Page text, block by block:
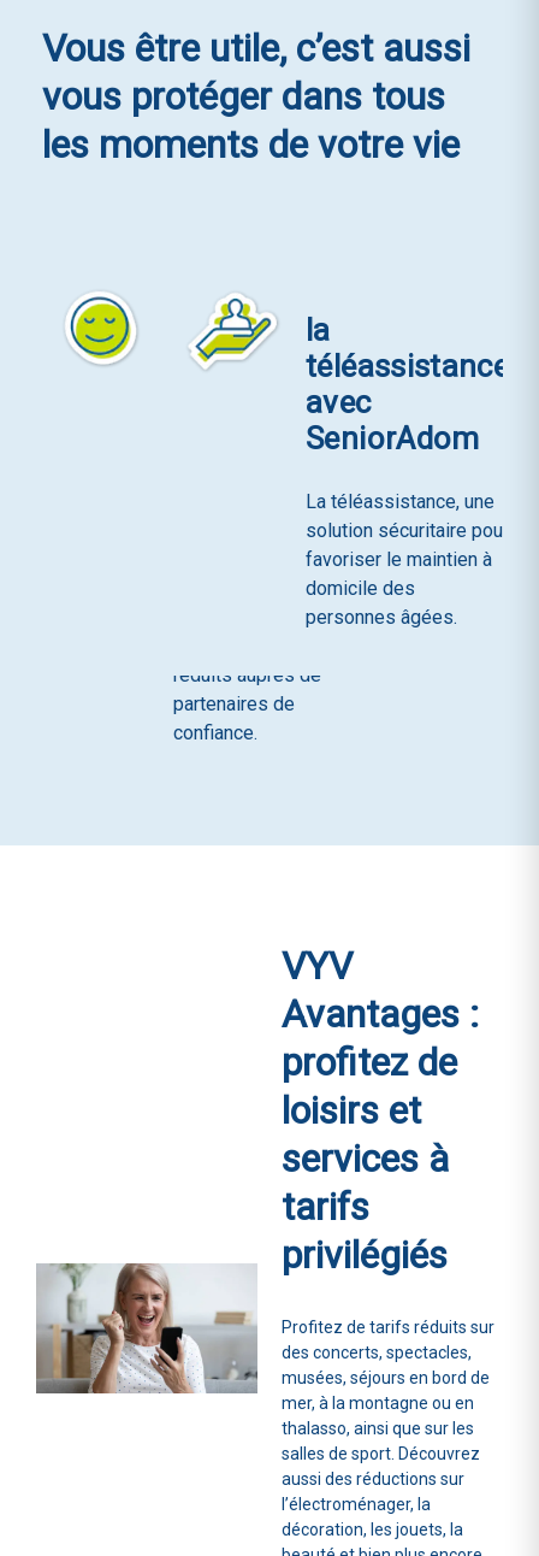
Vous être utile, c’est aussi
vous protéger dans tous
les moments de votre vie
La
plateforme
Avantages
choix d’activités
sportives, et de
réduits auprès de
partenaires de
confiance.
la
téléassistance
avec
SeniorAdom
La téléassistance, une
solution sécuritaire pour
favoriser le maintien à
domicile des
personnes âgées.
VYV
Avantages :
profitez de
loisirs et
services à
tarifs
privilégiés
Profitez de tarifs réduits sur
des concerts, spectacles,
musées, séjours en bord de
mer, à la montagne ou en
thalasso, ainsi que sur les
salles de sport. Découvrez
aussi des réductions sur
l’électroménager, la
décoration, les jouets, la